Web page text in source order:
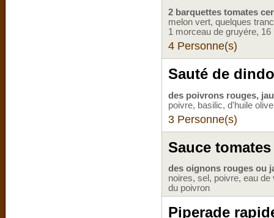
2 barquettes tomates
melon vert, quelques
1 morceau de gruyére,
4 Personne(s)
Sauté de
des poivrons rouges,
poivre, basilic, d'huile
3 Personne(s)
Sauce tomates
des oignons rouges ou
noires, sel, poivre, eau
du poivron
Piperade